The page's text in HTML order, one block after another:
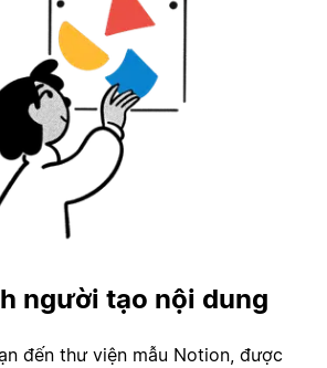
người tạo nội dung
đến thư viện mẫu Notion, được